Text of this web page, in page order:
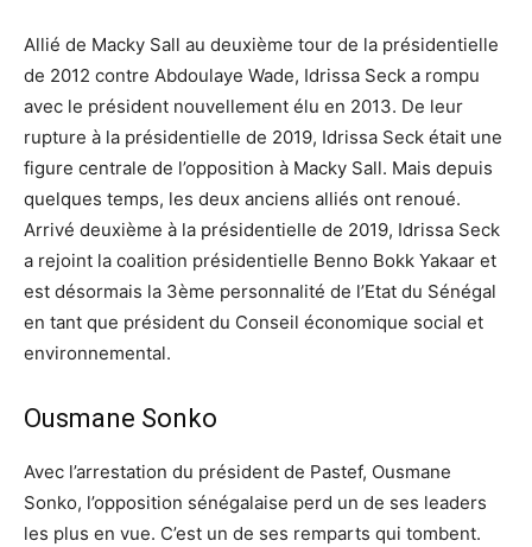
Allié de Macky Sall au deuxième tour de la présidentielle
de 2012 contre Abdoulaye Wade, Idrissa Seck a rompu
avec le président nouvellement élu en 2013. De leur
rupture à la présidentielle de 2019, Idrissa Seck était une
figure centrale de l’opposition à Macky Sall. Mais depuis
quelques temps, les deux anciens alliés ont renoué.
Arrivé deuxième à la présidentielle de 2019, Idrissa Seck
a rejoint la coalition présidentielle Benno Bokk Yakaar et
est désormais la 3ème personnalité de l’Etat du Sénégal
en tant que président du Conseil économique social et
environnemental.
Ousmane Sonko
Avec l’arrestation du président de Pastef, Ousmane
Sonko, l’opposition sénégalaise perd un de ses leaders
les plus en vue. C’est un de ses remparts qui tombent.